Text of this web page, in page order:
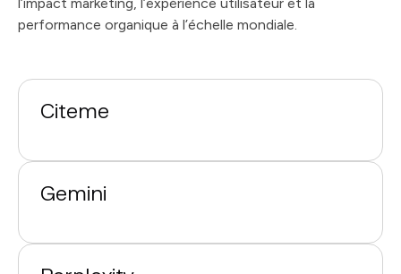
performance organique à l’échelle mondiale.
Citeme
Gemini